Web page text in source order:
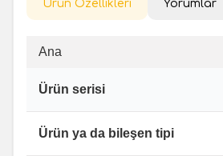
Ürün Özellikleri Yorumlar
Ana
Ürün serisi
Ürün ya da bileşen tipi